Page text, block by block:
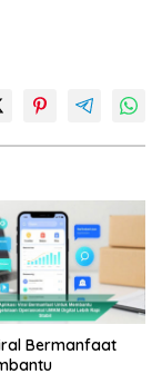
Bermanfaat